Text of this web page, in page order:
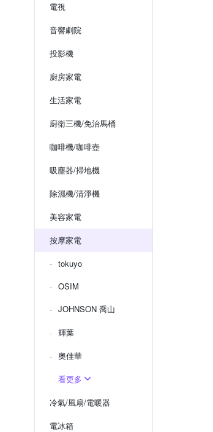
電視
音響劇院
投影機
廚房家電
生活家電
廚衛三機/免治馬桶
咖啡機/咖啡壺
吸塵器/掃地機
除濕機/清淨機
美容家電
按摩家電
tokuyo
OSIM
JOHNSON 喬山
輝葉
奧佳華
看更多
冷氣/風扇/電暖器
電冰箱